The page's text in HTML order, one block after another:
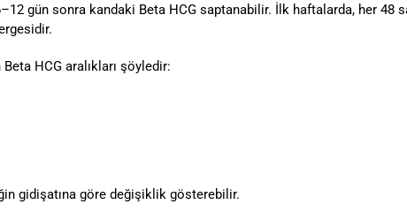
gün sonra kandaki Beta HCG saptanabilir. İlk haftalarda, her 48
HCG aralıkları şöyledir:
gidişatına göre değişiklik gösterebilir.